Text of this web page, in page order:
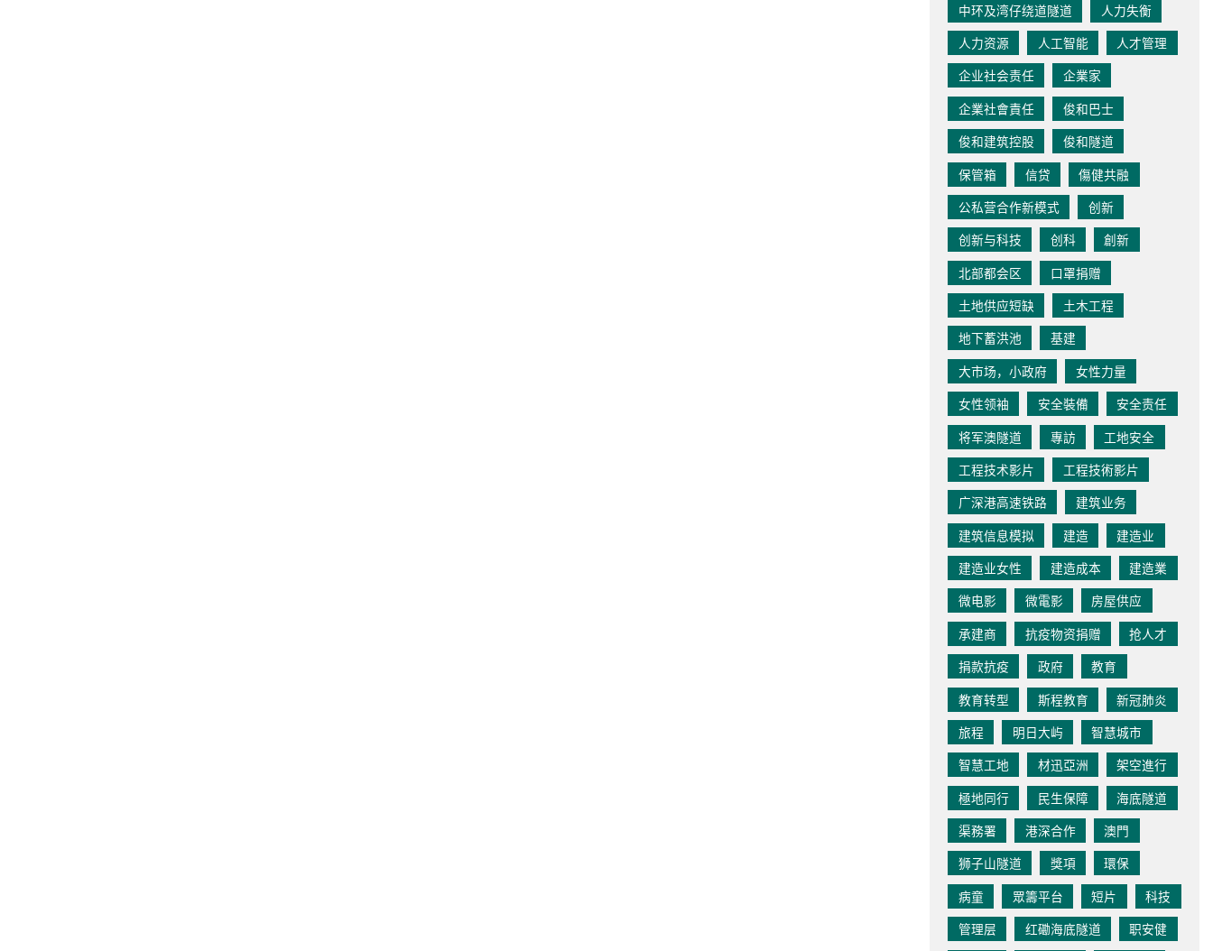
中环及湾仔绕道隧道
人力失衡
人力资源
人工智能
人才管理
企业社会责任
企業家
企業社會責任
俊和巴士
俊和建筑控股
俊和隧道
保管箱
信贷
傷健共融
公私营合作新模式
创新
创新与科技
创科
創新
北部都会区
口罩捐赠
土地供应短缺
土木工程
地下蓄洪池
基建
大市场，小政府
女性力量
女性领袖
安全裝備
安全责任
将军澳隧道
專訪
工地安全
工程技术影片
工程技術影片
广深港高速铁路
建筑业务
建筑信息模拟
建造
建造业
建造业女性
建造成本
建造業
微电影
微電影
房屋供应
承建商
抗疫物资捐赠
抢人才
捐款抗疫
政府
教育
教育转型
斯程教育
新冠肺炎
旅程
明日大屿
智慧城市
智慧工地
材迅亞洲
架空進行
極地同行
民生保障
海底隧道
渠務署
港深合作
澳門
狮子山隧道
獎項
環保
病童
眾籌平台 短片
科技
管理层
红磡海底隧道
职安健